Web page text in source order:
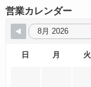
営業カレンダー
日 月 火